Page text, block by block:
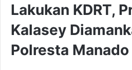
Lakukan KDRT,
Kalasey
Polresta Manado